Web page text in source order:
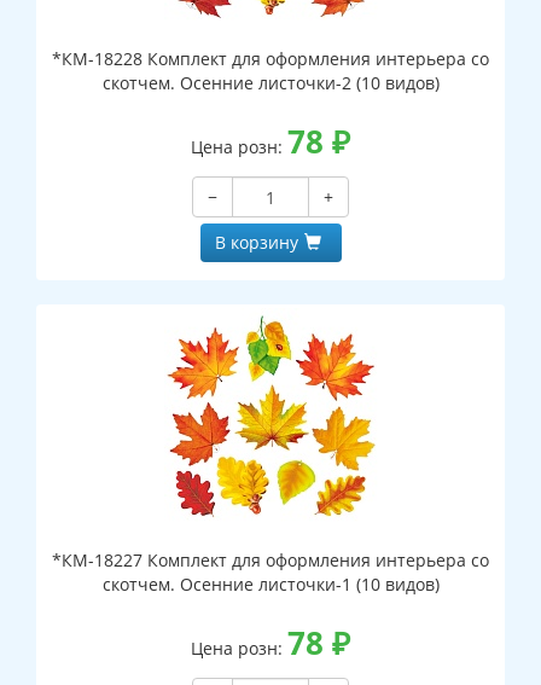
*КМ-18228 Комплект для оформления интерьера со
скотчем. Осенние листочки-2 (10 видов)
Цена розн: 78 ₽
−
+
В корзину
*КМ-18227 Комплект для оформления интерьера со
скотчем. Осенние листочки-1 (10 видов)
Цена розн: 78 ₽